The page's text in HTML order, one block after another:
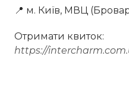
📍 м. Київ, МВЦ
Отримати квиток:
https://